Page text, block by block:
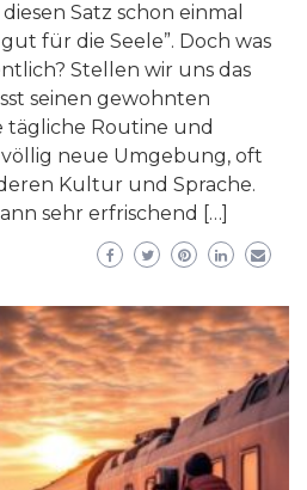
Satz schon einmal
für die Seele”. Doch was
Stellen wir uns das
seinen gewohnten
tägliche Routine und
neue Umgebung, oft
Kultur und Sprache.
sehr erfrischend […]